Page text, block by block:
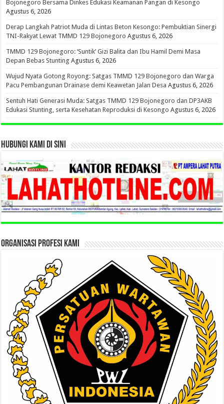
Bojonegoro Bersama Dinkes Edukasi Keamanan Pangan di Kesongo
Agustus 6, 2026
Derap Langkah Patriot Muda di Lintas Beton Kesongo: Pembuktian Sinergi
TNI-Rakyat Lewat TMMD 129 Bojonegoro Agustus 6, 2026
TMMD 129 Bojonegoro: ‘Suntik’ Gizi Balita dan Ibu Hamil Demi Masa
Depan Bebas Stunting Agustus 6, 2026
Wujud Nyata Gotong Royong: Satgas TMMD 129 Bojonegoro dan Warga
Pacu Pembangunan Drainase demi Keawetan Jalan Desa Agustus 6, 2026
Sentuh Hati Generasi Muda: Satgas TMMD 129 Bojonegoro dan DP3AKB
Edukasi Stunting, serta Kesehatan Reproduksi di Kesongo Agustus 6, 2026
HUBUNGI KAMI DI SINI
ORGANISASI PROFESI KAMI